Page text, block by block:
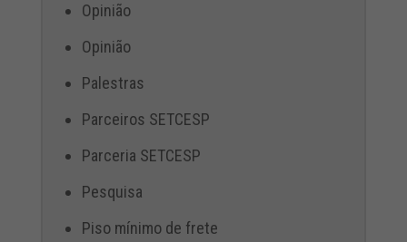
Opinião
Opinião
Palestras
Parceiros SETCESP
Parceria SETCESP
Pesquisa
Piso mínimo de frete